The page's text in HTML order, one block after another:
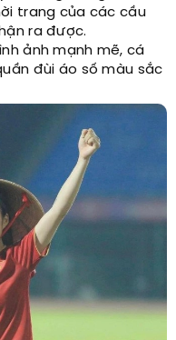
trang của các cầu
ra được.
ảnh mạnh mẽ, cá
đùi áo số màu sắc